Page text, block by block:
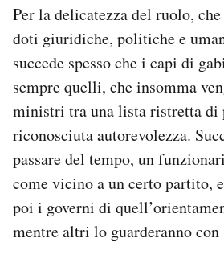
Per la delicatezza del ruolo,
doti giuridiche, politiche e
succede spesso che i capi di
sempre quelli, che insomma
ministri tra una lista ristretta di
riconosciuta autorevolezza.
passare del tempo, un
come vicino a un certo partito,
poi i governi di
mentre altri lo guarderanno con